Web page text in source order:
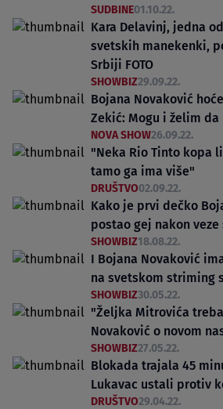
SUDBINE01.10.22.
Kara Delavinj, jedna
svetskih manekenki,
Srbiji FOTO
SHOWBIZ29.09.22.
Bojana Novaković
Zekić: Mogu i želim
NOVA SHOW26.09.22.
"Neka Rio Tinto kopa
tamo ga ima više"
DRUŠTVO02.09.22.
Kako je prvi dečko
postao gej nakon veze
SHOWBIZ18.08.22.
I Bojana Novaković
na svetskom striming
SHOWBIZ30.05.22.
"Željka Mitrovića
Novaković o novom
SHOWBIZ27.05.22.
Blokada trajala 45
Lukavac ustali protiv
DRUŠTVO29.04.22.